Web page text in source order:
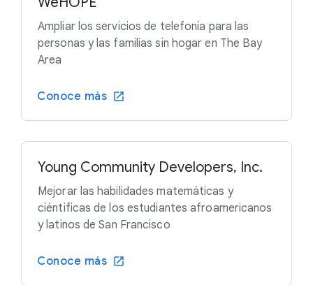
Ampliar los servicios de telefonía para las
personas y las familias sin hogar en The Bay
Area
Conoce más
Young Community Developers, Inc.
Mejorar las habilidades matemáticas y
ciéntificas de los estudiantes afroamericanos
y latinos de San Francisco
Conoce más